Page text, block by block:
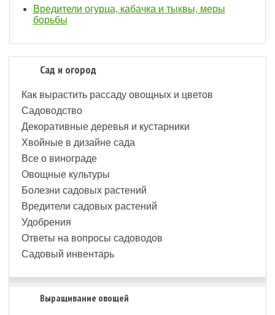
Вредители огурца, кабачка и тыквы, меры
борьбы
Сад и огород
Как вырастить рассаду овощных и цветов
Садоводство
Декоративные деревья и кустарники
Хвойные в дизайне сада
Все о винограде
Овощные культуры
Болезни садовых растений
Вредители садовых растений
Удобрения
Ответы на вопросы садоводов
Садовый инвентарь
Выращивание овощей